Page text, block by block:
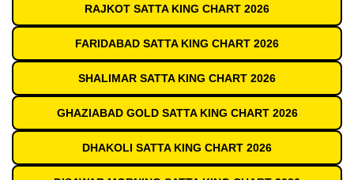
RAJKOT SATTA KING CHART 2026
FARIDABAD SATTA KING CHART 2026
SHALIMAR SATTA KING CHART 2026
GHAZIABAD GOLD SATTA KING CHART 2026
DHAKOLI SATTA KING CHART 2026